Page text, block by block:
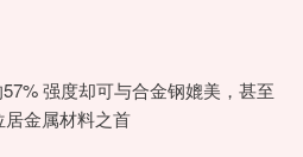
强度却可与合金钢媲美，甚至
金属材料之首